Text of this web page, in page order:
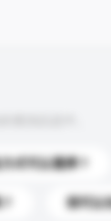
式可以選擇？
我可以